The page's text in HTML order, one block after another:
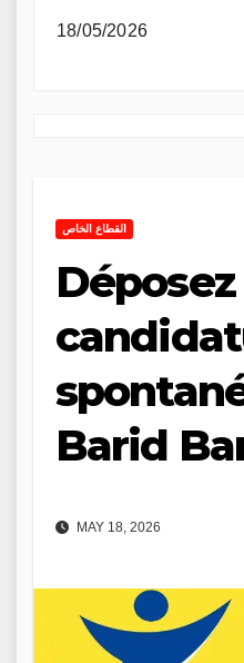
18/05/2026
القطاع الخاص
Barid
MAY 18, 2026